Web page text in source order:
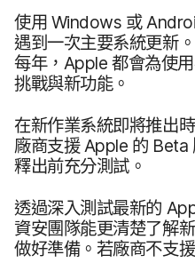
使用 Windows 或
遇到​一​次​主要​系統​更​新。
每​年， Apple 都​會​為​使用
挑戰​與​新功能。
在​新作業​系統​即將​推出​
廠商​支援Apple 的 Beta
釋出​前​充分​測試。
透過​深入​測試​最​新​的
資安團​隊​能​更​清楚​了​解
做好​準備。​若​廠商​不​支援